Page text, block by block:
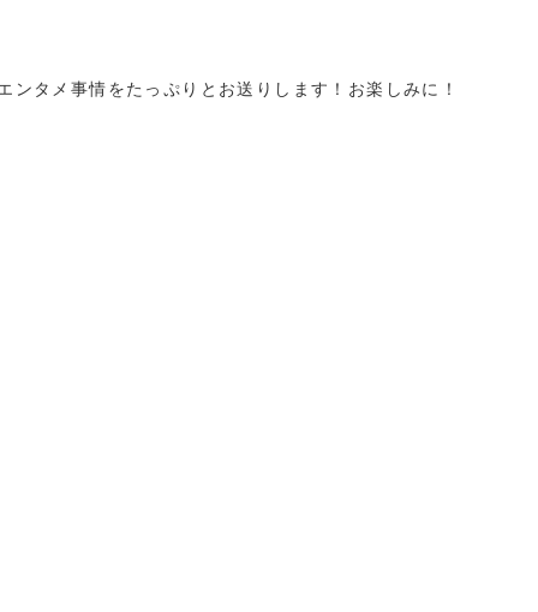
タメ事情をたっぷりとお送りします！お楽しみに！